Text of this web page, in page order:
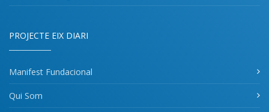
PROJECTE EIX DIARI
Manifest Fundacional
Qui Som